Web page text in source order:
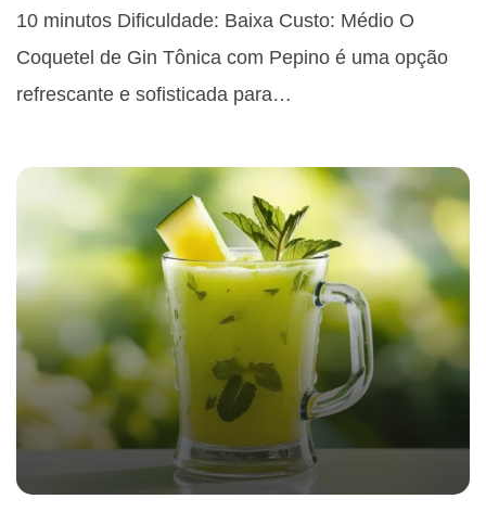
10 minutos Dificuldade: Baixa Custo: Médio O
Coquetel de Gin Tônica com Pepino é uma opção
refrescante e sofisticada para…